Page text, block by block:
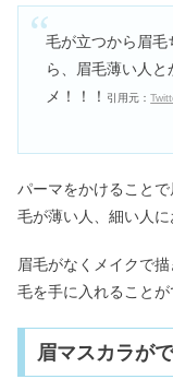
毛が立つから眉
ら、眉毛薄い人
メ！！！
引用元：
パーマをかけること
毛が薄い人、細い人に
眉毛がなくメイクで
毛を手に入れることが
眉マスカラが